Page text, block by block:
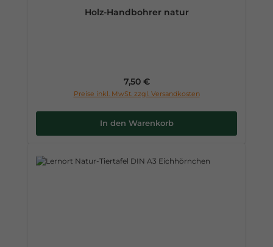
Holz-Handbohrer natur
Regulärer Preis:
7,50 €
Preise inkl. MwSt. zzgl. Versandkosten
In den Warenkorb